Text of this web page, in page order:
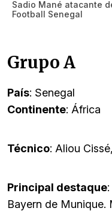
Sadio Mané atacante
Football Senegal
Grupo A
País: Senegal
Continente: África
Técnico: Aliou
Principal destaque
Bayern de Munique.